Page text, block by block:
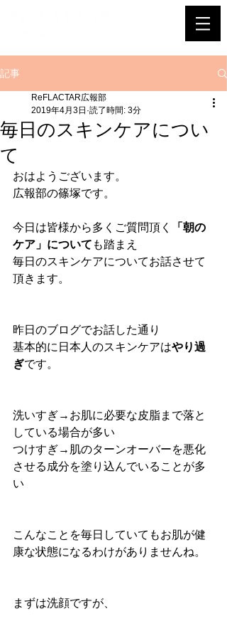
記事
毎日のスキンケアについ
て
ReFLACTAR広報部
2019年4月3日 読了時間: 3分
おはようございます。
広報部の篠塚です。
今日は皆様から多くご質問頂く
「朝の
ケア」について も踏まえ
毎日のスキンケアについてお話させて
頂きます。
昨日のブログでお話した通り
基本的に日本人のスキンケアはやり過
ぎです。
洗いすぎ→お肌に必要な皮脂まで落と
している場合が多い
つけすぎ→肌のターンオーバーを悪化
させる成分を塗り込んでいることが多
い
こんなことを毎日していてもお肌が健
康な状態になるわけがありませんね。
まずは洗顔ですが、